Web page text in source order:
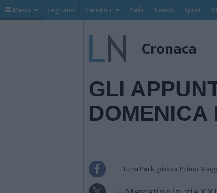
Menù Legnano Territori Palio Eventi Sport
Cronaca
GLI
DOMENICA
– Luna Park, piazza Primo